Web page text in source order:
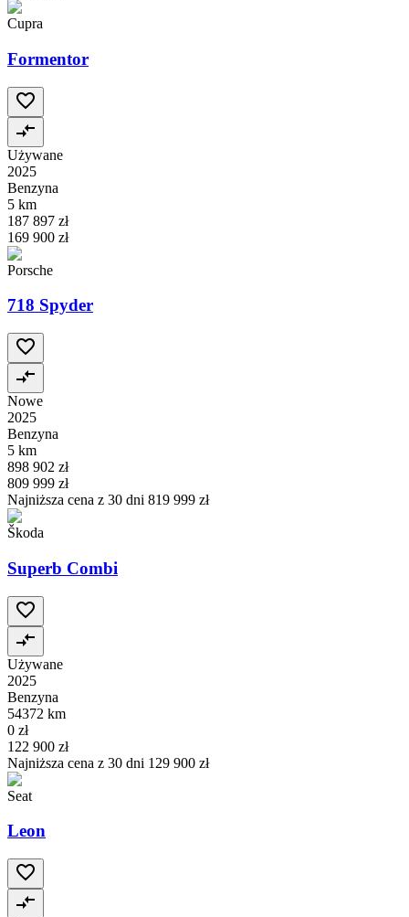
Cupra
Formentor
Używane
2025
Benzyna
5 km
187 897 zł
169 900 zł
Porsche
718 Spyder
Nowe
2025
Benzyna
5 km
898 902 zł
809 999 zł
Najniższa cena z 30 dni 819 999 zł
Škoda
Superb Combi
Używane
2025
Benzyna
54372 km
0 zł
122 900 zł
Najniższa cena z 30 dni 129 900 zł
Seat
Leon